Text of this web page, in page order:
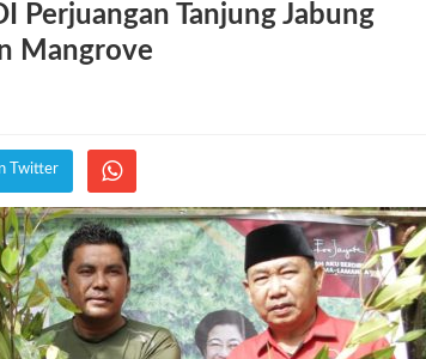
Perjuangan Tanjung Jabung
Mangrove
Twitter